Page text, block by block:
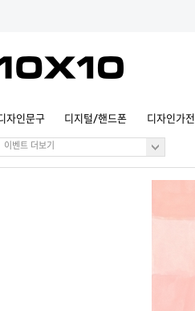
자인문구 디지털/핸드폰 디자인가전
이벤트 더보기